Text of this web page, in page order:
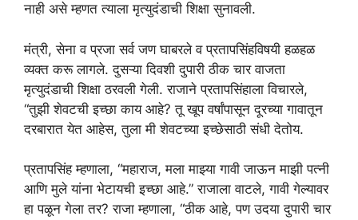
नाही असे म्हणत त्याला मृत्युदंडाची शिक्षा सुनावली.
मंत्री, सेना व प्रजा सर्व जण घाबरले व प्रतापसिंहविषयी हळहळ
व्यक्त करू लागले. दुसऱ्या दिवशी दुपारी ठीक चार वाजता
मृत्युदंडाची शिक्षा ठरवली गेली. राजाने प्रतापसिंहाला विचारले,
“तुझी शेवटची इच्छा काय आहे? तू खूप वर्षांपासून दूरच्या गावातून
दरबारात येत आहेस, तुला मी शेवटच्या इच्छेसाठी संधी देतोय.
प्रतापसिंह म्हणाला, “महाराज, मला माझ्या गावी जाऊन माझी पत्नी
आणि मुले यांना भेटायची इच्छा आहे.” राजाला वाटले, गावी गेल्यावर
हा पळून गेला तर? राजा म्हणाला, “ठीक आहे, पण उदया दुपारी चार